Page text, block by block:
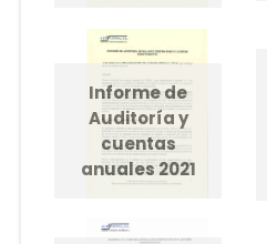
Informe de
Auditoría y
cuentas
anuales 2021